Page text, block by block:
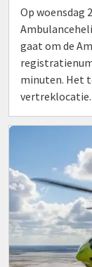
Op woensdag
gaat om de
minuten. Het